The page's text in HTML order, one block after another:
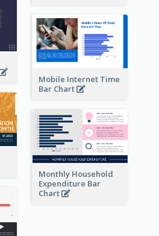
Mobile Internet Time
Bar Chart
Monthly Household
Expenditure Bar
Chart